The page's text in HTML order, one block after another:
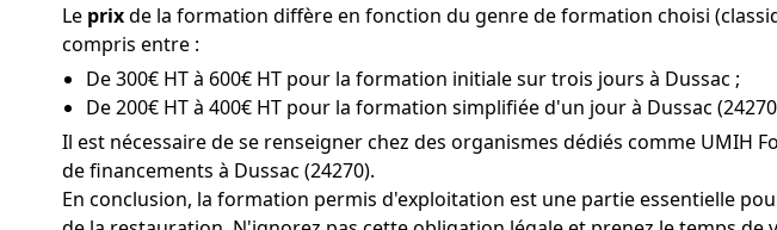
Le prixde la formation diffère en fonction du genre de formation choisi
compris entre :
De 300€ HT à 600€ HT pour la formation initiale sur trois jours à Dussac ;
De 200€ HT à 400€ HT pour la formation simplifiée d'un jour à Dussac
Il est nécessaire de se renseigner chez des organismes dédiés comme
de financements à Dussac (24270).
En conclusion, la formation permis d'exploitation est une partie essentielle